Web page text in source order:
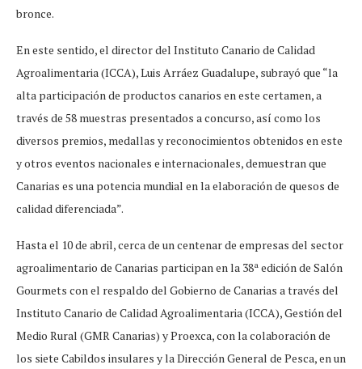
bronce.
En este sentido, el director del Instituto Canario de Calidad
Agroalimentaria (ICCA), Luis Arráez Guadalupe, subrayó que “la
alta participación de productos canarios en este certamen, a
través de 58 muestras presentados a concurso, así como los
diversos premios, medallas y reconocimientos obtenidos en este
y otros eventos nacionales e internacionales, demuestran que
Canarias es una potencia mundial en la elaboración de quesos de
calidad diferenciada”.
Hasta el 10 de abril, cerca de un centenar de empresas del sector
agroalimentario de Canarias participan en la 38ª edición de Salón
Gourmets con el respaldo del Gobierno de Canarias a través del
Instituto Canario de Calidad Agroalimentaria (ICCA), Gestión del
Medio Rural (GMR Canarias) y Proexca, con la colaboración de
los siete Cabildos insulares y la Dirección General de Pesca, en un